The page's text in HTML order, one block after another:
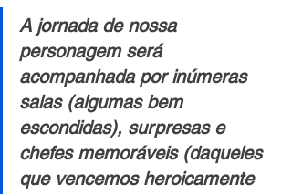
A jornada de nossa
personagem será
acompanhada por inúmeras
salas (algumas bem
escondidas), surpresas e
chefes memoráveis (daqueles
que vencemos heroicamente